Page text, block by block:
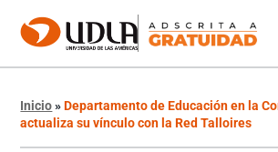
Inicio»Departamento de Educación en la
actualiza su vínculo con la Red Talloires